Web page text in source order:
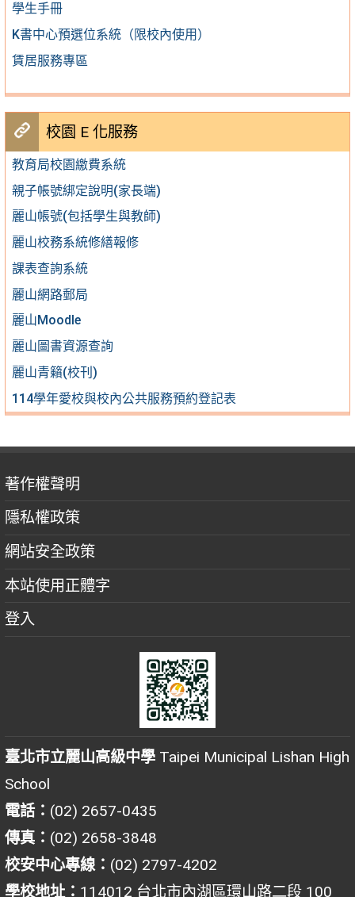
學生手冊
K書中心預選位系統（限校內使用）
賃居服務專區
校園 E 化服務
教育局校園繳費系統
親子帳號綁定說明(家長端)
麗山帳號(包括學生與教師)
麗山校務系統修繕報修
課表查詢系統
麗山網路郵局
麗山Moodle
麗山圖書資源查詢
麗山青籟(校刊)
114學年愛校與校內公共服務預約登記表
著作權聲明
隱私權政策
網站安全政策
本站使用正體字
登入
臺北市立麗山高級中學 Taipei Municipal Lishan High
School
電話： (02) 2657-0435
傳真： (02) 2658-3848
校安中心專線： (02) 2797-4202
學校地址： 114012 台北市內湖區環山路二段 100